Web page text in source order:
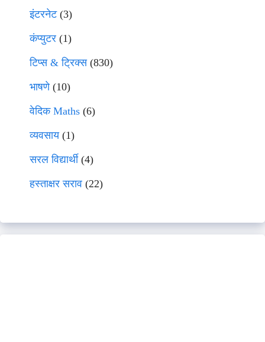
इंटरनेट(3)
कंप्युटर (1)
टिप्स & ट्रिक्स(830)
भाषणे(10)
वेदिक Maths (6)
व्यवसाय(1)
सरल विद्यार्थी(4)
हस्ताक्षर सराव (22)